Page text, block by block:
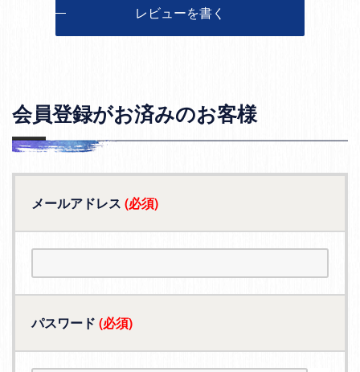
レビューを書く
会員登録がお済みのお客様
メールアドレス (必須)
パスワード (必須)